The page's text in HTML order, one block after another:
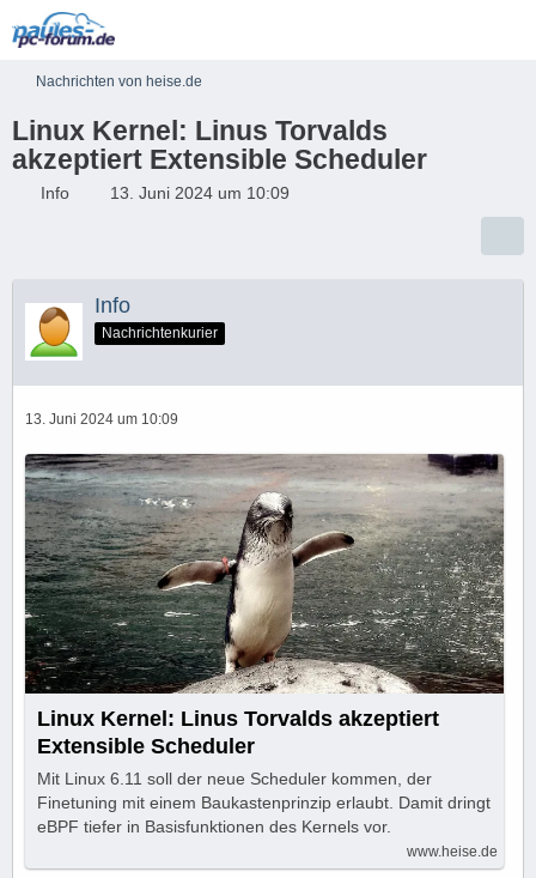
Nachrichten von heise.de
Linux Kernel: Linus Torvalds
akzeptiert Extensible Scheduler
Info 13. Juni 2024 um 10:09
Info
Nachrichtenkurier
13. Juni 2024 um 10:09
Linux Kernel: Linus Torvalds akzeptiert
Extensible Scheduler
Mit Linux 6.11 soll der neue Scheduler kommen, der
Finetuning mit einem Baukastenprinzip erlaubt. Damit dringt
eBPF tiefer in Basisfunktionen des Kernels vor.
www.heise.de